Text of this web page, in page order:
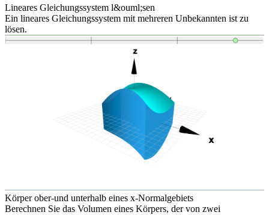
Lineares Gleichungssystem l&ouml;sen
Ein lineares Gleichungssystem mit mehreren Unbekannten ist zu
lösen.
Körper ober-und unterhalb eines x-Normalgebiets
Berechnen Sie das Volumen eines Körpers, der von zwei